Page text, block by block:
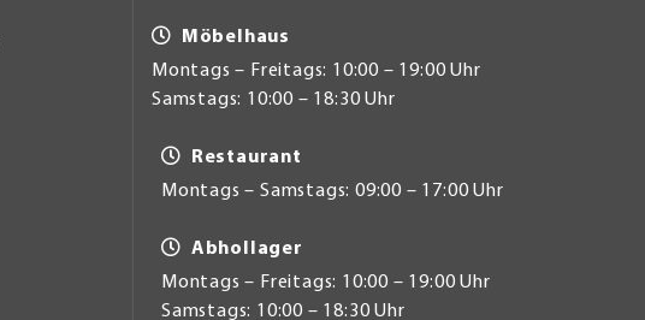
Möbelhaus
Montags – Freitags: 10:00 – 19:00 Uhr
Samstags: 10:00 – 18:30 Uhr
Restaurant
Montags – Samstags: 09:00 – 17:00 Uhr
Abhollager
Montags – Freitags: 10:00 – 19:00 Uhr
Samstags: 10:00 – 18:30 Uhr